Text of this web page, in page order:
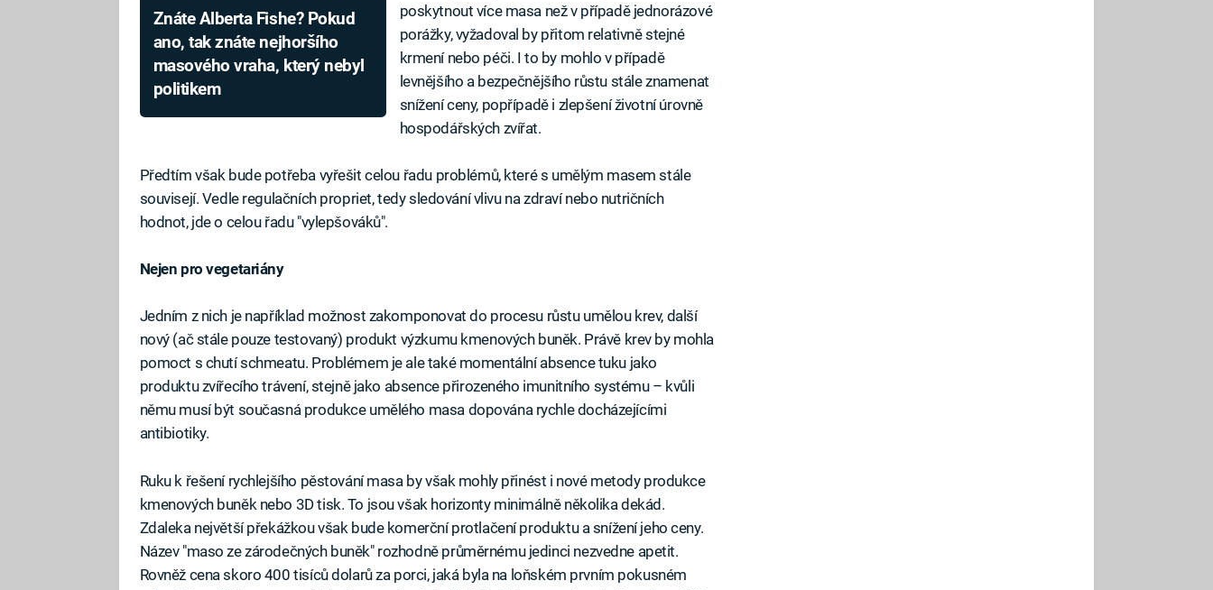
Znáte Alberta Fishe? Pokud
ano, tak znáte nejhoršího
masového vraha, který nebyl
politikem
poskytnout více masa než v případě jednorázové
porážky, vyžadoval by přitom relativně stejné
krmení nebo péči. I to by mohlo v případě
levnějšího a bezpečnějšího růstu stále znamenat
snížení ceny, popřípadě i zlepšení životní úrovně
hospodářských zvířat.
Předtím však bude potřeba vyřešit celou řadu problémů, které s umělým masem stále
souvisejí. Vedle regulačních propriet, tedy sledování vlivu na zdraví nebo nutričních
hodnot, jde o celou řadu "vylepšováků".
Nejen pro vegetariány
Jedním z nich je například možnost zakomponovat do procesu růstu umělou krev, další
nový (ač stále pouze testovaný) produkt výzkumu kmenových buněk. Právě krev by mohla
pomoct s chutí schmeatu. Problémem je ale také momentální absence tuku jako
produktu zvířecího trávení, stejně jako absence přirozeného imunitního systému – kvůli
němu musí být současná produkce umělého masa dopována rychle docházejícími
antibiotiky.
Ruku k řešení rychlejšího pěstování masa by však mohly přinést i nové metody produkce
kmenových buněk nebo 3D tisk. To jsou však horizonty minimálně několika dekád.
Zdaleka největší překážkou však bude komerční protlačení produktu a snížení jeho ceny.
Název "maso ze zárodečných buněk" rozhodně průměrnému jedinci nezvedne apetit.
Rovněž cena skoro 400 tisíců dolarů za porci, jaká byla na loňském prvním pokusném